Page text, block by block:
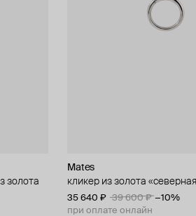
золота
Mates
кликер из золота
35 640 ₽ 39 600 ₽ −10%
при оплате онлайн